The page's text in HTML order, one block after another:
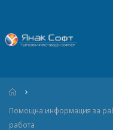
Home
Помощна информация за
работа